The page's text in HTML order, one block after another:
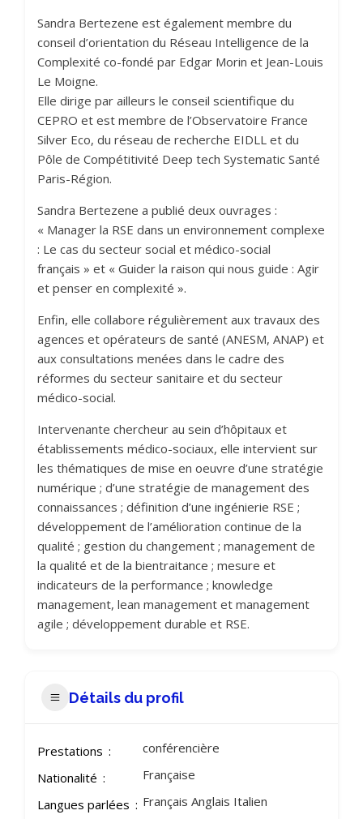
Sandra Bertezene est également membre du
conseil d’orientation du Réseau Intelligence de la
Complexité co-fondé par Edgar Morin et Jean-Louis
Le Moigne.
Elle dirige par ailleurs le conseil scientifique du
CEPRO et est membre de l’Observatoire France
Silver Eco, du réseau de recherche EIDLL et du
Pôle de Compétitivité Deep tech Systematic Santé
Paris-Région.
Sandra Bertezene a publié deux ouvrages :
« Manager la RSE dans un environnement complexe
: Le cas du secteur social et médico-social
français » et « Guider la raison qui nous guide : Agir
et penser en complexité ».
Enfin, elle collabore régulièrement aux travaux des
agences et opérateurs de santé (ANESM, ANAP) et
aux consultations menées dans le cadre des
réformes du secteur sanitaire et du secteur
médico-social.
Intervenante chercheur au sein d’hôpitaux et
établissements médico-sociaux, elle intervient sur
les thématiques de mise en oeuvre d’une stratégie
numérique ; d’une stratégie de management des
connaissances ; définition d’une ingénierie RSE ;
développement de l’amélioration continue de la
qualité ; gestion du changement ; management de
la qualité et de la bientraitance ; mesure et
indicateurs de la performance ; knowledge
management, lean management et management
agile ; développement durable et RSE.
Détails du profil
Prestations
conférencière
Nationalité
Française
Langues parlées
Français Anglais Italien